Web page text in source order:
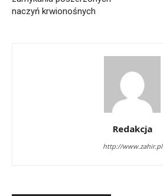
naczyń krwionośnych
Redakcja
http://www.zahir.pl